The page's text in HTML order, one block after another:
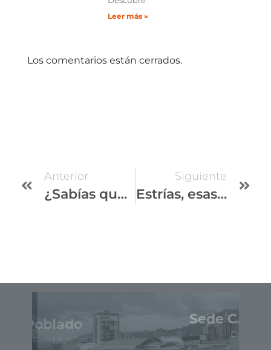
Leer más »
Los comentarios están cerrados.
Anterior
¿Sabías que los agresores externos envejecen tu piel?
Siguiente
Estrías, esas marcas que incomodan
Sede C.C. Santafé
Droguería